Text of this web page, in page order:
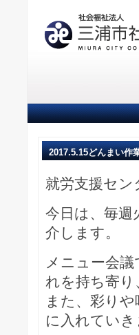
2017.5.15どんまい作
就労支援セン
今日は、毎週
介します。
メニュー会
れを持ち寄
また、彩り
に入れていき